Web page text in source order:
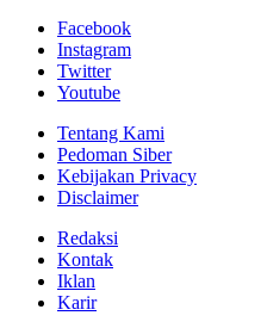
Facebook
Instagram
Twitter
Youtube
Tentang Kami
Pedoman Siber
Kebijakan Privacy
Disclaimer
Redaksi
Kontak
Iklan
Karir